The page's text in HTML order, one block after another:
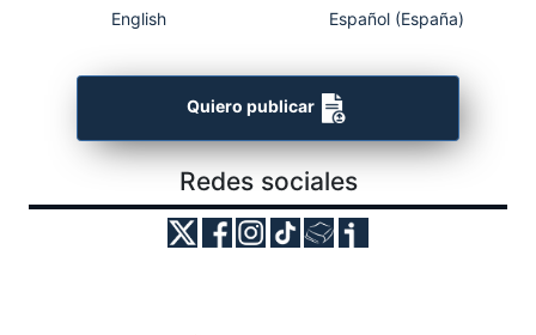
English Español (España)
Quiero publicar
Redes sociales